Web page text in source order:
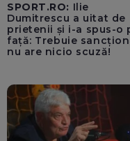
SPORT.RO: Ilie
Dumitrescu a uitat de
prietenii și i-a spus-o
față: Trebuie
nu are nicio scuză!